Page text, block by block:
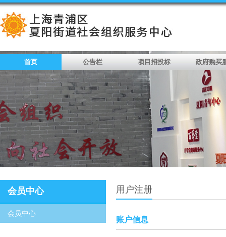
首页 公告栏 项目招投标 政府购买
会员中心
会员中心
用户注册
账户信息